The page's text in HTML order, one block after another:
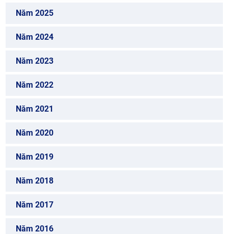
Năm 2025
Năm 2024
Năm 2023
Năm 2022
Năm 2021
Năm 2020
Năm 2019
Năm 2018
Năm 2017
Năm 2016